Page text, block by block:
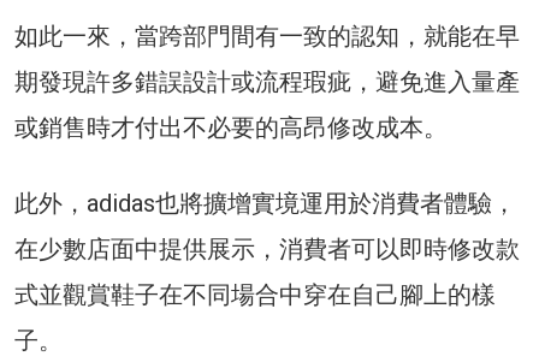
如此一來，當跨部門間有一致的認知，就能在早
期發現許多錯誤設計或流程瑕疵，避免進入量產
或銷售時才付出不必要的高昂修改成本。
此外，adidas也將擴增實境運用於消費者體驗，
在少數店面中提供展示，消費者可以即時修改款
式並觀賞鞋子在不同場合中穿在自己腳上的樣
子。